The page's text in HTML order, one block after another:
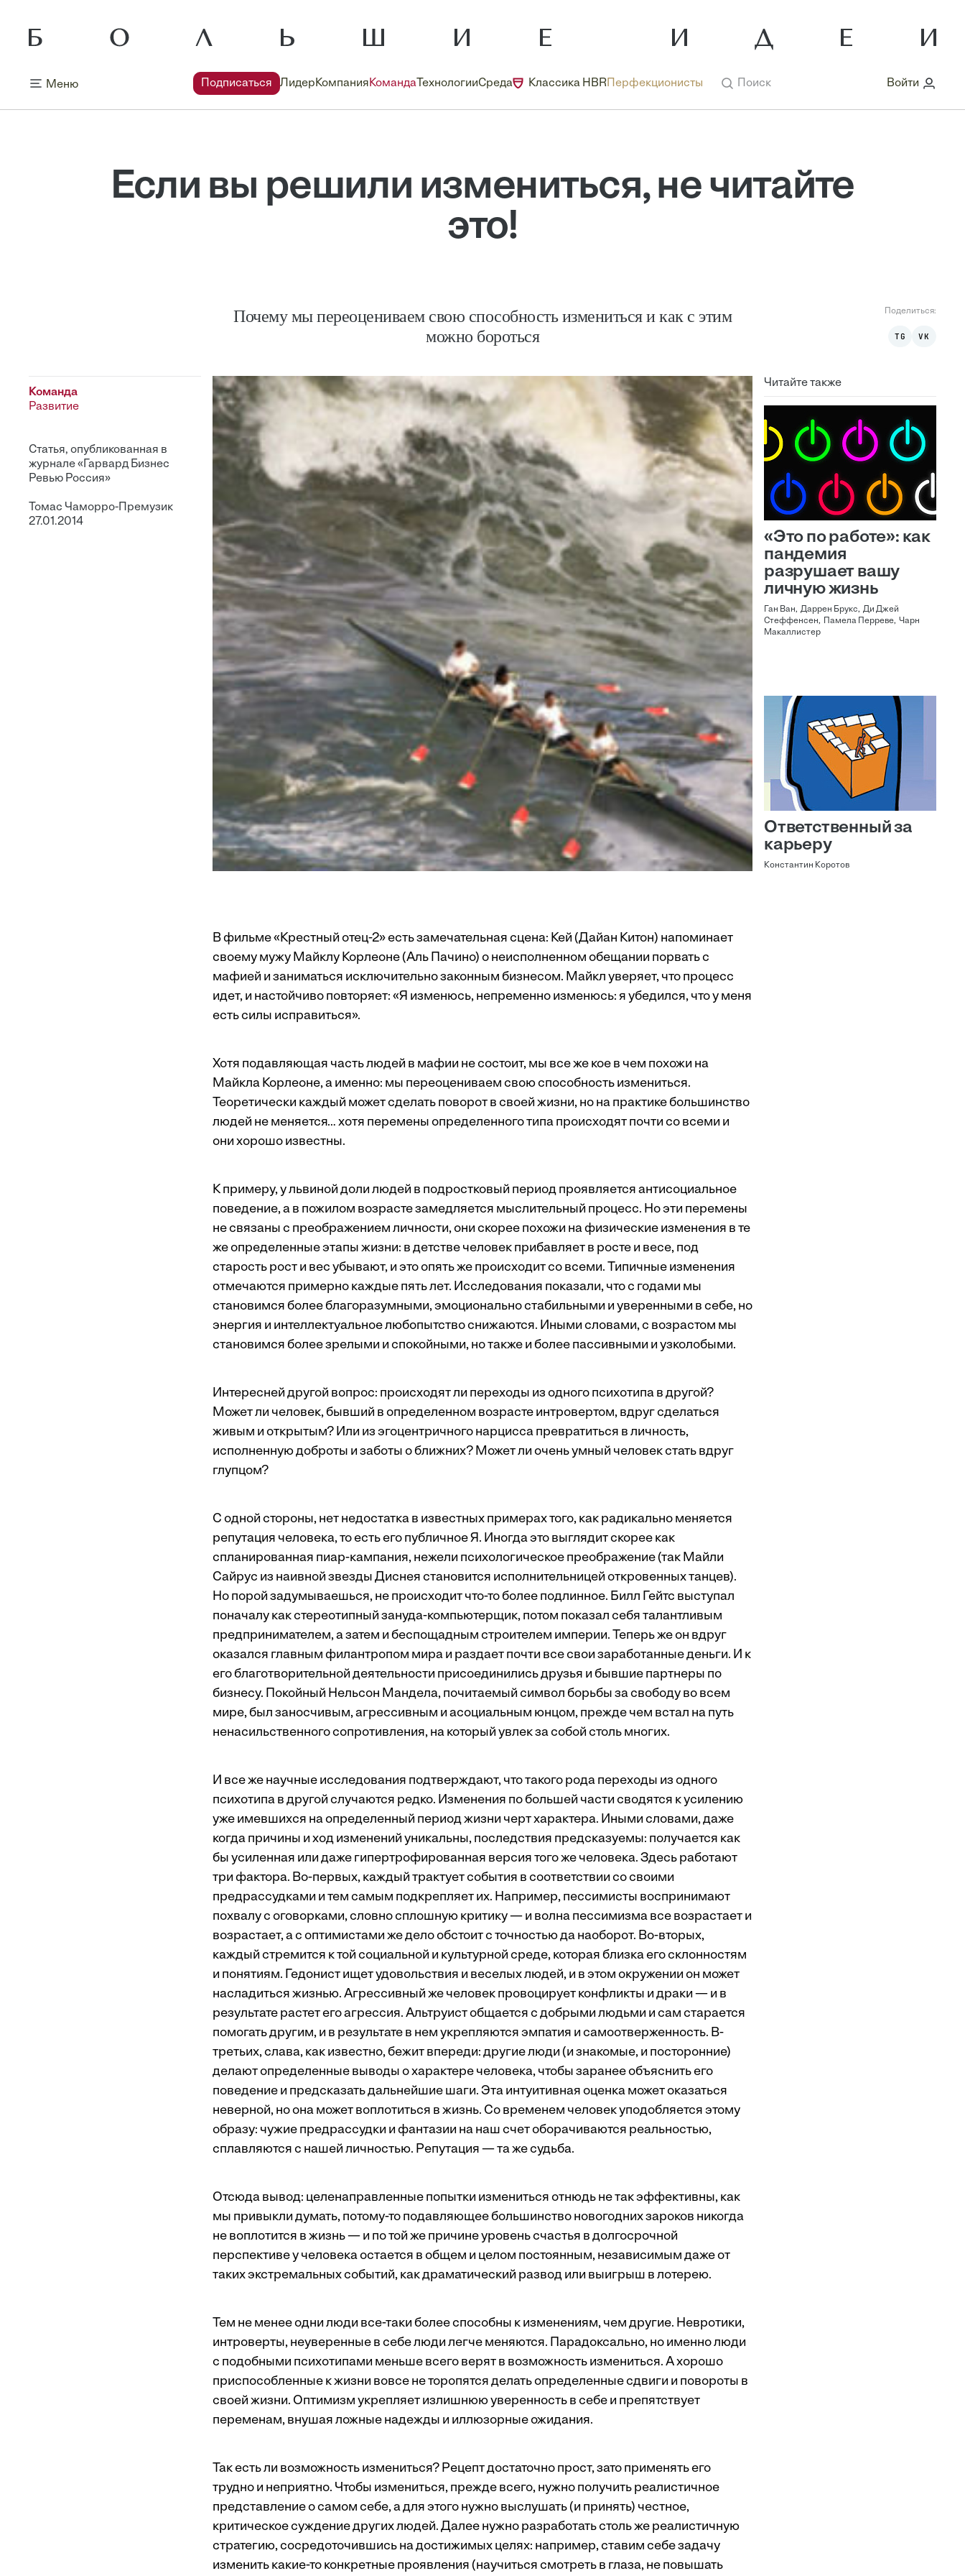
Меню Подписаться ЛидерКомпанияКоманда ТехнологииСреда Классика HBR Перфекционисты Поиск Войти
Если вы решили измениться, не читайте
это!
Почему мы переоцениваем свою способность измениться и как с этим
можно бороться
Поделиться:
TG VK
Команда
Развитие
Статья, опубликованная в
журнале «Гарвард Бизнес
Ревью Россия»
Томас Чаморро-Премузик
27.01.2014
Читайте также
«Это по работе»: как
пандемия
разрушает вашу
личную жизнь
Ган Ван, Даррен Брукс, Ди Джей
Стеффенсен, Памела Перреве, Чарн
Макаллистер
Ответственный за
карьеру
Константин Коротов
В фильме «Крестный отец-2» есть замечательная сцена: Кей (Дайан Китон) напоминает
своему мужу Майклу Корлеоне (Аль Пачино) о неисполненном обещании порвать с
мафией и заниматься исключительно законным бизнесом. Майкл уверяет, что процесс
идет, и настойчиво повторяет: «Я изменюсь, непременно изменюсь: я убедился, что у меня
есть силы исправиться».
Хотя подавляющая часть людей в мафии не состоит, мы все же кое в чем похожи на
Майкла Корлеоне, а именно: мы переоцениваем свою способность измениться.
Теоретически каждый может сделать поворот в своей жизни, но на практике большинство
людей не меняется… хотя перемены определенного типа происходят почти со всеми и
они хорошо известны.
К примеру, у львиной доли людей в подростковый период проявляется антисоциальное
поведение, а в пожилом возрасте замедляется мыслительный процесс. Но эти перемены
не связаны с преображением личности, они скорее похожи на физические изменения в те
же определенные этапы жизни: в детстве человек прибавляет в росте и весе, под
старость рост и вес убывают, и это опять же происходит со всеми. Типичные изменения
отмечаются примерно каждые пять лет. Исследования показали, что с годами мы
становимся более благоразумными, эмоционально стабильными и уверенными в себе, но
энергия и интеллектуальное любопытство снижаются. Иными словами, с возрастом мы
становимся более зрелыми и спокойными, но также и более пассивными и узколобыми.
Интересней другой вопрос: происходят ли переходы из одного психотипа в другой?
Может ли человек, бывший в определенном возрасте интровертом, вдруг сделаться
живым и открытым? Или из эгоцентричного нарцисса превратиться в личность,
исполненную доброты и заботы о ближних? Может ли очень умный человек стать вдруг
глупцом?
С одной стороны, нет недостатка в известных примерах того, как радикально меняется
репутация человека, то есть его публичное Я. Иногда это выглядит скорее как
спланированная пиар-кампания, нежели психологическое преображение (так Майли
Сайрус из наивной звезды Диснея становится исполнительницей откровенных танцев).
Но порой задумываешься, не происходит что-то более подлинное. Билл Гейтс выступал
поначалу как стереотипный зануда-компьютерщик, потом показал себя талантливым
предпринимателем, а затем и беспощадным строителем империи. Теперь же он вдруг
оказался главным филантропом мира и раздает почти все свои заработанные деньги. И к
его благотворительной деятельности присоединились друзья и бывшие партнеры по
бизнесу. Покойный Нельсон Мандела, почитаемый символ борьбы за свободу во всем
мире, был заносчивым, агрессивным и асоциальным юнцом, прежде чем встал на путь
ненасильственного сопротивления, на который увлек за собой столь многих.
И все же научные исследования подтверждают, что такого рода переходы из одного
психотипа в другой случаются редко. Изменения по большей части сводятся к усилению
уже имевшихся на определенный период жизни черт характера. Иными словами, даже
когда причины и ход изменений уникальны, последствия предсказуемы: получается как
бы усиленная или даже гипертрофированная версия того же человека. Здесь работают
три фактора. Во-первых, каждый трактует события в соответствии со своими
предрассудками и тем самым подкрепляет их. Например, пессимисты воспринимают
похвалу с оговорками, словно сплошную критику — и волна пессимизма все возрастает и
возрастает, а с оптимистами же дело обстоит с точностью да наоборот. Во-вторых,
каждый стремится к той социальной и культурной среде, которая близка его склонностям
и понятиям. Гедонист ищет удовольствия и веселых людей, и в этом окружении он может
насладиться жизнью. Агрессивный же человек провоцирует конфликты и драки — и в
результате растет его агрессия. Альтруист общается с добрыми людьми и сам старается
помогать другим, и в результате в нем укрепляются эмпатия и самоотверженность. В-
третьих, слава, как известно, бежит впереди: другие люди (и знакомые, и посторонние)
делают определенные выводы о характере человека, чтобы заранее объяснить его
поведение и предсказать дальнейшие шаги. Эта интуитивная оценка может оказаться
неверной, но она может воплотиться в жизнь. Со временем человек уподобляется этому
образу: чужие предрассудки и фантазии на наш счет оборачиваются реальностью,
сплавляются с нашей личностью. Репутация — та же судьба.
Отсюда вывод: целенаправленные попытки измениться отнюдь не так эффективны, как
мы привыкли думать, потому-то подавляющее большинство новогодних зароков никогда
не воплотится в жизнь — и по той же причине уровень счастья в долгосрочной
перспективе у человека остается в общем и целом постоянным, независимым даже от
таких экстремальных событий, как драматический развод или выигрыш в лотерею.
Тем не менее одни люди все-таки более способны к изменениям, чем другие. Невротики,
интроверты, неуверенные в себе люди легче меняются. Парадоксально, но именно люди
с подобными психотипами меньше всего верят в возможность измениться. А хорошо
приспособленные к жизни вовсе не торопятся делать определенные сдвиги и повороты в
своей жизни. Оптимизм укрепляет излишнюю уверенность в себе и препятствует
переменам, внушая ложные надежды и иллюзорные ожидания.
Так есть ли возможность измениться? Рецепт достаточно прост, зато применять его
трудно и неприятно. Чтобы измениться, прежде всего, нужно получить реалистичное
представление о самом себе, а для этого нужно выслушать (и принять) честное,
критическое суждение других людей. Далее нужно разработать столь же реалистичную
стратегию, сосредоточившись на достижимых целях: например, ставим себе задачу
изменить какие-то конкретные проявления (научиться смотреть в глаза, не повышать